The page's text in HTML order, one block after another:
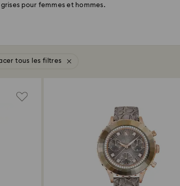
pour femmes et hommes.
tous les filtres